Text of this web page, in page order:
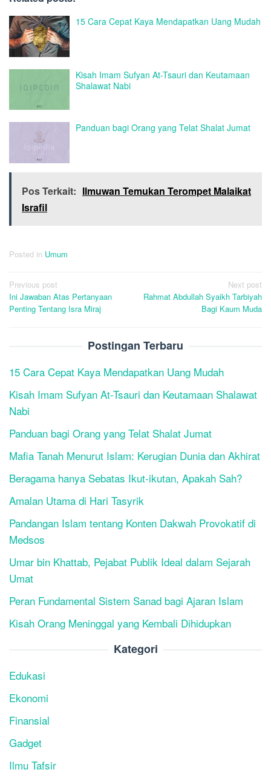
15 Cara Cepat Kaya Mendapatkan Uang Mudah
Kisah Imam Sufyan At-Tsauri dan Keutamaan
Shalawat Nabi
Panduan bagi Orang yang Telat Shalat Jumat
Pos Terkait: Ilmuwan Temukan Terompet Malaikat
Israfil
Posted in Umum
Post
navigation
Previous post
Ini Jawaban Atas Pertanyaan
Penting Tentang Isra Miraj
Next post
Rahmat Abdullah Syaikh Tarbiyah
Bagi Kaum Muda
Postingan Terbaru
15 Cara Cepat Kaya Mendapatkan Uang Mudah
Kisah Imam Sufyan At-Tsauri dan Keutamaan Shalawat
Nabi
Panduan bagi Orang yang Telat Shalat Jumat
Mafia Tanah Menurut Islam: Kerugian Dunia dan Akhirat
Beragama hanya Sebatas Ikut-ikutan, Apakah Sah?
Amalan Utama di Hari Tasyrik
Pandangan Islam tentang Konten Dakwah Provokatif di
Medsos
Umar bin Khattab, Pejabat Publik Ideal dalam Sejarah
Umat
Peran Fundamental Sistem Sanad bagi Ajaran Islam
Kisah Orang Meninggal yang Kembali Dihidupkan
Kategori
Edukasi
Ekonomi
Finansial
Gadget
Ilmu Tafsir